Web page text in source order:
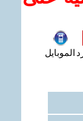
الموبايل